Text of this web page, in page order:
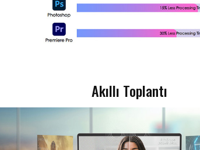
Akıllı Toplantı